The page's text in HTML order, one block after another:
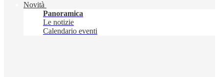
Novità
Panoramica
Le notizie
Calendario eventi